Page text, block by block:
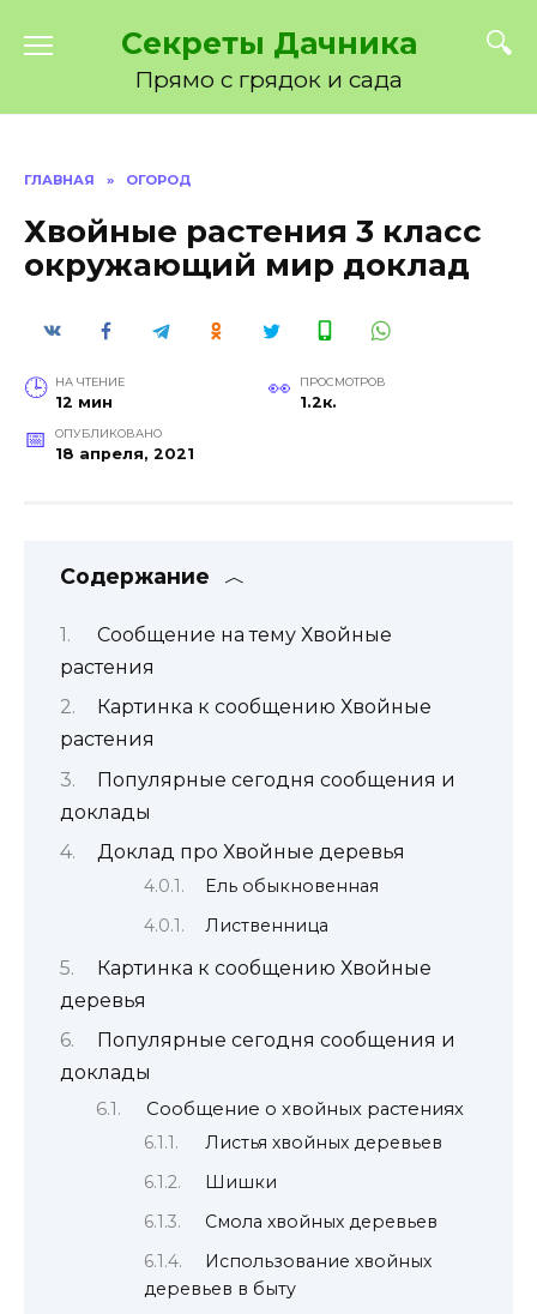
Секреты Дачника
Прямо с грядок и сада
ГЛАВНАЯ » ОГОРОД
Хвойные растения 3 класс
окружающий мир доклад
НА ЧТЕНИЕ
12 мин
ПРОСМОТРОВ
1.2к.
ОПУБЛИКОВАНО
18 апреля, 2021
Содержание
Сообщение на тему Хвойные
растения
Картинка к сообщению Хвойные
растения
Популярные сегодня сообщения и
доклады
Доклад про Хвойные деревья
Ель обыкновенная
Лиственница
Картинка к сообщению Хвойные
деревья
Популярные сегодня сообщения и
доклады
Сообщение о хвойных растениях
Листья хвойных деревьев
Шишки
Смола хвойных деревьев
Использование хвойных
деревьев в быту